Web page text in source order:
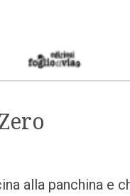
alla panchina e